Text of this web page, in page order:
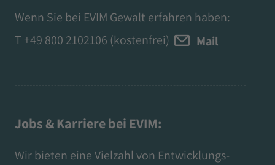
Wenn Sie bei EVIM Gewalt erfahren haben:
T +49 800 2102106 (kostenfrei) Mail
Jobs & Karriere bei EVIM:
Wir bieten eine Vielzahl von Entwicklungs-